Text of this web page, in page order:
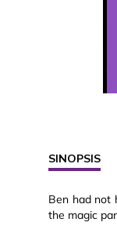
SINOPSIS
Ben had not
the magic